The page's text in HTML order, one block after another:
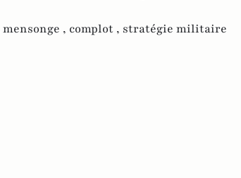
mensonge , complot , stratégie militaire